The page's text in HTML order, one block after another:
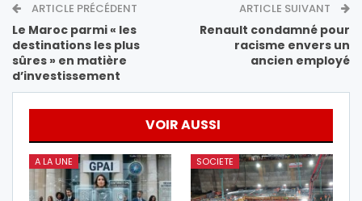
ARTICLE PRÉCÉDENT
Le Maroc parmi « les
destinations les plus
sûres » en matière
d’investissement
ARTICLE SUIVANT
Renault condamné pour
racisme envers un
ancien employé
VOIR AUSSI
A LA UNE SOCIETE